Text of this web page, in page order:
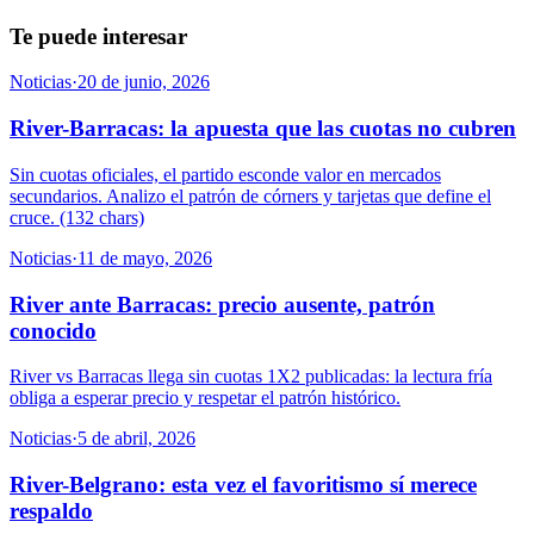
Te puede interesar
Noticias·20 de junio, 2026
River-Barracas: la apuesta que las cuotas no cubren
Sin cuotas oficiales, el partido esconde valor en mercados
secundarios. Analizo el patrón de córners y tarjetas que define el
cruce. (132 chars)
Noticias·11 de mayo, 2026
River ante Barracas: precio ausente, patrón
conocido
River vs Barracas llega sin cuotas 1X2 publicadas: la lectura fría
obliga a esperar precio y respetar el patrón histórico.
Noticias·5 de abril, 2026
River-Belgrano: esta vez el favoritismo sí merece
respaldo